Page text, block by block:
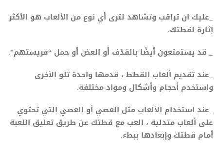
_عليك ان تراقب وتشاهد لترى أي نوع من الألعاب هو الأكثر
إثارة لقطتك.
_ قد يستمتعون أيضًا بالقذف أو العض أو حمل “فريستهم”.
_عند تقديم ألعاب القطط ، قدمها واحدة تلو الأخرى
واستخدم أحجام وأشكال ومواد مختلفة.
_عند استخدام الألعاب مثل العصي أو العصي التي تحتوي
على ألعاب متدلية ، العب مع قطتك عن طريق تعليق اللعبة
أمام قطتك وإبعادها ببطء.